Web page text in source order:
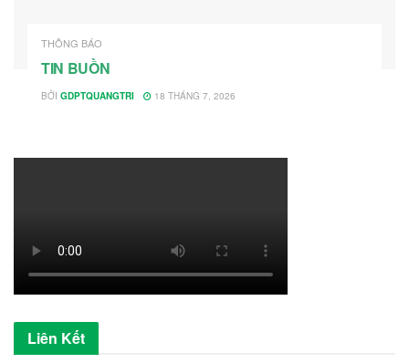
THÔNG BÁO
TIN BUỒN
BỞI GDPTQUANGTRI 18 THÁNG 7, 2026
Liên Kết